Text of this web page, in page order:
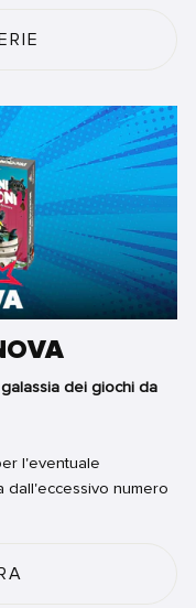
galassia dei giochi da
l'eventuale
dall'eccessivo numero